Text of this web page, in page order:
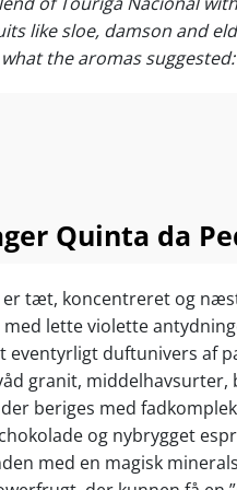
“When it
wines – the
determine
vinområde...
høje
Toro og
krydderi og
til prisen.
Aldrig har
begynder nu!
like sloe, damson and
what the aromas
Quinta da
er tæt, koncentreret og
lette violette
eventyrligt duftunivers af
granit,
beriges med
og nybrygget
med en magisk